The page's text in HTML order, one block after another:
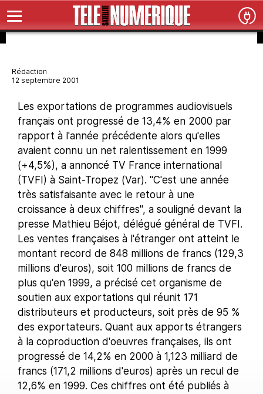
Rédaction
12 septembre 2001
Les exportations de programmes audiovisuels
français ont progressé de 13,4% en 2000 par
rapport à l'année précédente alors qu'elles
avaient connu un net ralentissement en 1999
(+4,5%), a annoncé TV France international
(TVFI) à Saint-Tropez (Var). "C'est une année
très satisfaisante avec le retour à une
croissance à deux chiffres", a souligné devant la
presse Mathieu Béjot, délégué général de TVFI.
Les ventes françaises à l'étranger ont atteint le
montant record de 848 millions de francs (129,3
millions d'euros), soit 100 millions de francs de
plus qu'en 1999, a précisé cet organisme de
soutien aux exportations qui réunit 171
distributeurs et producteurs, soit près de 95 %
des exportateurs. Quant aux apports étrangers
à la coproduction d'oeuvres françaises, ils ont
progressé de 14,2% en 2000 à 1,123 milliard de
francs (171,2 millions d'euros) après un recul de
12,6% en 1999. Ces chiffres ont été publiés à